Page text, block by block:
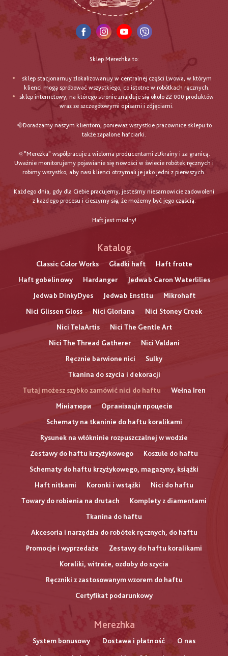
Sklep Merezhka to:
sklep stacjonarnuy zlokalizowanuy w centralnej części Lwowa, w którym
klienci mogą spróbować wszystkiego, co istotne w robótkach ręcznych.
sklep internetowy, na którego stronie znajduje się około 22 000 produktów
wraz ze szczegółowymi opisami i zdjęciami.
🌞Doradzamy naszym klientom, ponieważ wszystkie pracownice sklepu to
także zapalone hafciarki.
🌞"Mereżka" współpracuje z wieloma producentami zUkrainy i za granicą.
Uważnie monitorujemy pojawianie się nowości w świecie robótek ręcznych i
robimy wszystko, aby nasi klienci otrzymali je jako jedni z pierwszych.
Każdego dnia, gdy dla Ciebie pracujemy, jesteśmy niesamowicie zadowoleni
z każdego procesu i cieszymy się, że możemy być jego częścią.
Haft jest modny!
Katalog
Classic Color Works Gładki haft
Haft frotte
Haft gobelinowy
Hardanger
Jedwab Caron Waterlilies
Jedwab DinkyDyes
Jedwab Enstitu
Mikrohaft
Nici Glissen Gloss
Nici Gloriana
Nici Stoney Creek
Nici TelaArtis
Nici The Gentle Art
Nici The Thread Gatherer
Nici Valdani
Ręcznie barwione nici
Sulky
Tkanina do szycia i dekoracji
Tutaj możesz szybko zamówić nici do haftu
Wełna Iren
Мініатюри
Організація процесів
Schematy na tkaninie do haftu koralikami
Rysunek na włókninie rozpuszczalnej w wodzie
Zestawy do haftu krzyżykowego
Koszule do haftu
Schematy do haftu krzyżykowego, magazyny, książki
Haft nitkami
Koronki i wstążki
Nici do haftu
Towary do robienia na drutach
Komplety z diamentami
Tkanina do haftu
Akcesoria i narzędzia do robótek ręcznych, do haftu
Promocje i wyprzedaże
Zestawy do haftu koralikami
Koraliki, witraże, ozdoby do szycia
Ręczniki z zastosowanym wzorem do haftu
Certyfikat podarunkowy
нижнього
Merezhka
System bonusowy Dostawa i płatność O nas